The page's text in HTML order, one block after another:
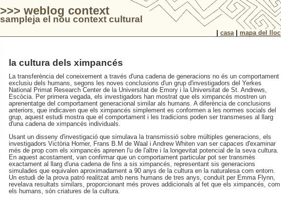
>>> weblog context
sampleja el nou context cultural
casa| mapa del lloc
la cultura dels ximpancés
La transferència del coneixement a través d'una cadena de generacions no és un comportament
exclusiu dels humans, segons les noves conclusions d'un grup d'investigadors del Yerkes
National Primat Research Center de la Universitat de Emory i la Universitat de St. Andrews,
Escòcia. Per primera vegada, els investigadors han mostrat que els ximpancés mostren un
aprenentatge del comportament generacional similar als humans. A diferència de conclusions
anteriors, que indicaven que els ximpancés simplement es conformen a les normes socials del
grup, aquest estudi mostra que el comportament i les tradicions poden ser transmeses al llarg
d'una cadena de ximpancés individuals.
Usant un disseny d'investigació que simulava la transmissió sobre múltiples generacions, els
investigadors Victòria Horner, Frans B.M de Waal i Andrew Whiten van ser capaces d'examinar
més de prop com els ximpancés aprenen l'u de l'altre i la longevitat potencial de la seva cultura.
En aquest acostament, van confirmar que un comportament particular pot ser transmès
exactament al llarg d'una cadena de fins a sis ximpancés, representant sis generacions
simulades que equivalen aproximadament a 90 anys de la cultura en la naturalesa com entorn.
Un estudi de la prova patró realitzat amb nens humans de tres anys, conduït per Emma Flynn,
revelava resultats similars, proporcionant més proves addicionals al fet que els ximpancés, com
els humans, són criatures de la cultura.